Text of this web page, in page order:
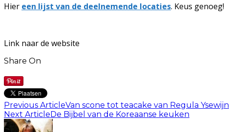
Hier een lijst van de deelnemende locaties. Keus genoeg!
Link naar de website
Share On
Previous ArticleVan scone tot teacake van Regula Ysewijn
Next ArticleDe Bijbel van de Koreaanse keuken